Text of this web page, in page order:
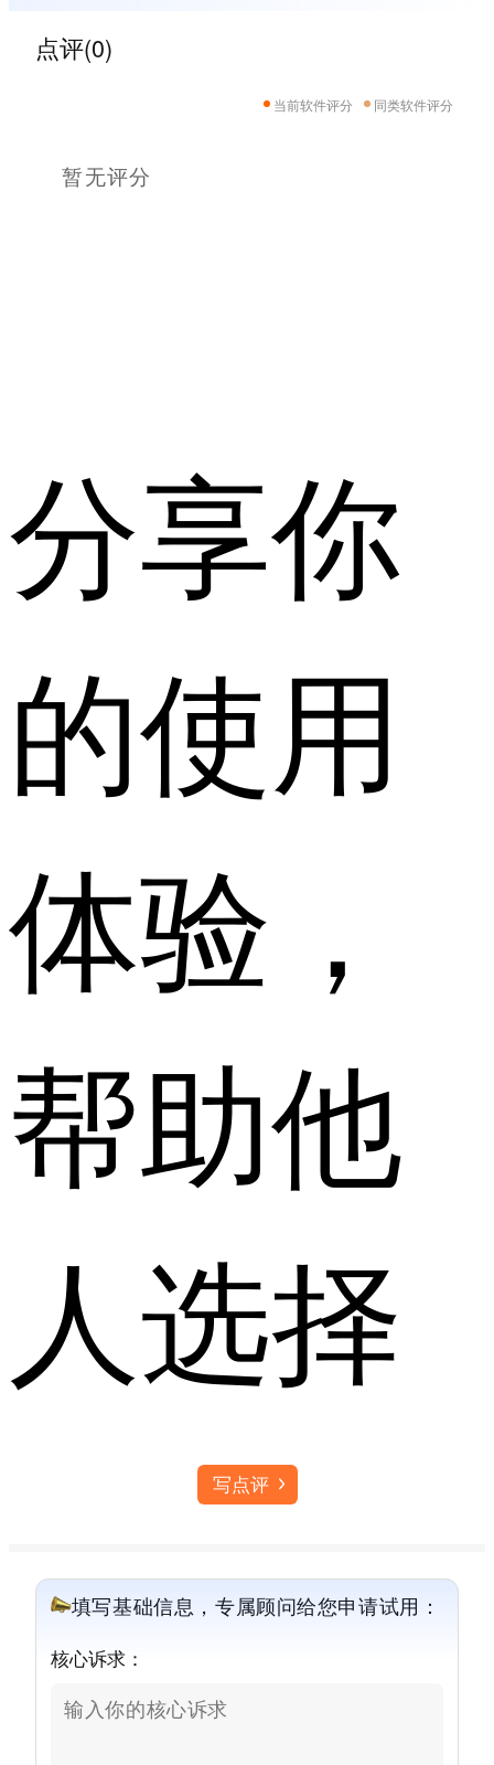
点评(0)
当前软件评分 同类软件评分
暂无评分
分享你
的使用
体验，
帮助他
人选择
写点评
填写基础信息，专属顾问给您申请试用：
核心诉求：